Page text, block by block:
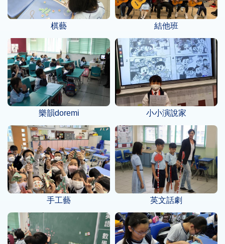
棋藝 結他班
樂韻doremi 小小演說家
手工藝 英文話劇